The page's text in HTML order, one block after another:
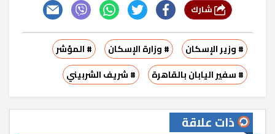
# وزير الإسكان # وزارة الإسكان
# المؤشر
# سفير اليابان بالقاهرة
# شريف الشربيني
ذات علاقة